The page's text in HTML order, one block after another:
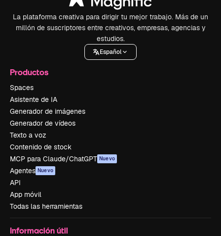
La plataforma creativa para dirigir tu mejor trabajo. Más de un
millón de suscriptores entre creativos, empresas, agencias y
estudios.
Español
Productos
Spaces
Asistente de IA
Generador de imágenes
Generador de vídeos
Texto a voz
Contenido de stock
MCP para Claude/ChatGPT Nuevo
Agentes Nuevo
API
App móvil
Todas las herramientas
Información útil